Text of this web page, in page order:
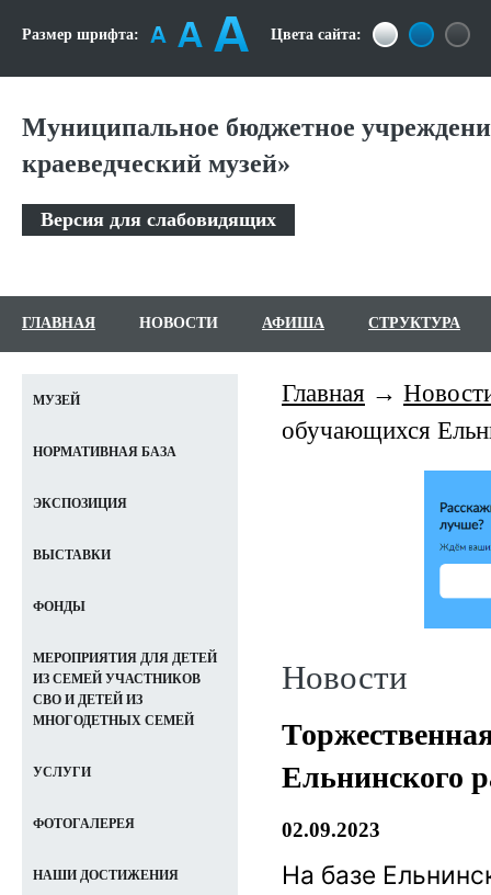
Размер шрифта: Цвета сайта:
Муниципальное бюджетное
краеведческий музей»
Версия для слабовидящих
ГЛАВНАЯ НОВОСТИ АФИША СТРУКТУРА
Главная
обучающихся
Новости
02.09.2023
На базе
МУЗЕЙ
НОРМАТИВНАЯ БАЗА
ЭКСПОЗИЦИЯ
ВЫСТАВКИ
ФОНДЫ
МЕРОПРИЯТИЯ ДЛЯ ДЕТЕЙ
ИЗ СЕМЕЙ УЧАСТНИКОВ
СВО И ДЕТЕЙ ИЗ
МНОГОДЕТНЫХ СЕМЕЙ
УСЛУГИ
ФОТОГАЛЕРЕЯ
НАШИ ДОСТИЖЕНИЯ